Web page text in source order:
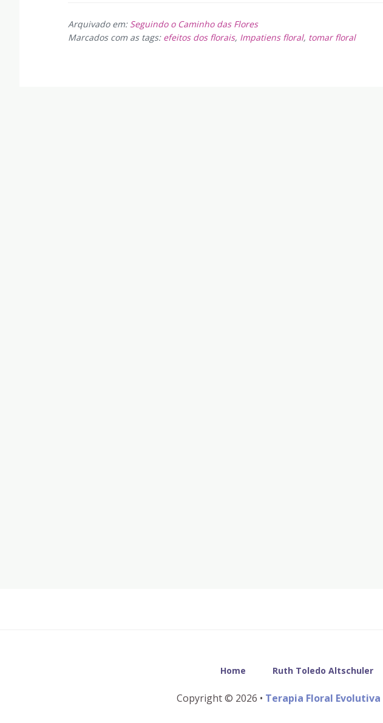
Arquivado em: Seguindo o Caminho das Flores
Marcados com as tags: efeitos dos florais, Impatiens floral, tomar floral
Home Ruth Toledo Altschuler
Copyright © 2026 • Terapia Floral Evolutiva